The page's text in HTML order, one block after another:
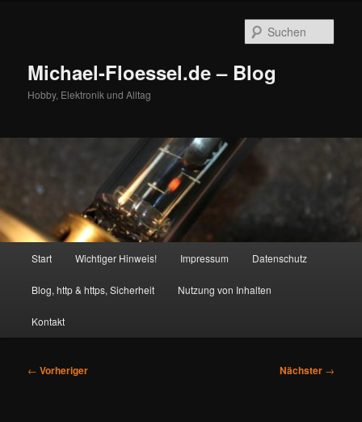
Michael-Floessel.de – Blog
Hobby, Elektronik und Alltag
Start Wichtiger Hinweis! Impressum Datenschutz
Blog, http & https, Sicherheit Nutzung von Inhalten
Kontakt
Beitragsnavigation
← Vorheriger Nächster →